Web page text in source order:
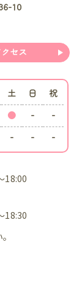
10
クセス
土 日 祝
● - -
- - -
18:00
18:30